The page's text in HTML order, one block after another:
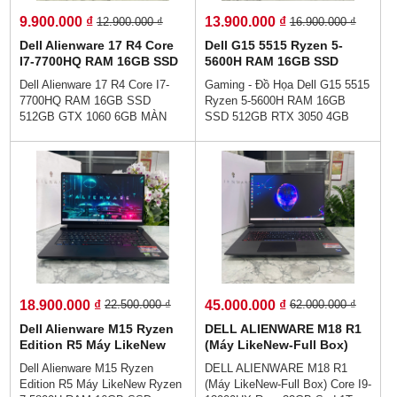
mát đời mới của Dell.
9.900.000 ₫ 12.900.000 ₫
Dell Alienware 17 R4 Core
I7-7700HQ RAM 16GB SSD
512GB GTX 1060 6GB MÀN
HÌNH : 17.3″ FHD IPS
Dell Alienware 17 R4 Core I7-
7700HQ RAM 16GB SSD
512GB GTX 1060 6GB MÀN
9.900.000 vnđ💵💵💯Trả Góp
Không Cần Trả Trước👉Trả
Góp Bằng Căn Cước Công Dân
(Không Gọi Người Thân)💻Dell
Alienware 17 R4 được thiết kế
bằng chất liệu nhôm cao cấp,
Magie, thép và caosu.Tình trạng
còn mới 99%. Nguyên zin
100%. Sử dụng hoàn hảo mượt
13.900.000 ₫ 16.900.000 ₫
Dell G15 5515 Ryzen 5-
5600H RAM 16GB SSD
512GB RTX 3050 4GB
GDDR6 MÀN HÌNH :
15.6''IPS Fhd 120Hz
Gaming - Đồ Họa Dell G15 5515
Ryzen 5-5600H RAM 16GB
SSD 512GB RTX 3050 4GB
Fhd 120Hz👉GÍA :
13.900.000vnđ💯Trả Góp Không
Cần Trả Trước👉Trả Góp Dễ
Dàng Bằng Căn Cước Công
Dân (Không Gọi Người Thân) 💥
Dell G15 5515 Ngoại hình siêu
đẹp,Trải nghiệm chơi game
tuyệt vời với viền màn hình
mỏng. Tản nhiệt với 2 quạt
Dell.
18.900.000 ₫ 22.500.000 ₫
Dell Alienware M15 Ryzen
Edition R5 Máy LikeNew
Ryzen 7-5800H RAM 16GB
SSD 512GB RTX 3060 6GB
Màn Hình : 15.6 Inch FHD
Dell Alienware M15 Ryzen
Edition R5 Máy LikeNew Ryzen
45.000.000 ₫ 62.000.000 ₫
DELL ALIENWARE M18 R1
(Máy LikeNew-Full Box)
Core I9-13900HX Ram 32GB
Ssd 1T RTX 4080 12GB
Màn Hình : 18 Inch FHD+
DELL ALIENWARE M18 R1
(Máy LikeNew-Full Box) Core I9-